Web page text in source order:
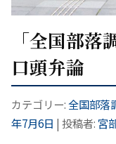
「全国部
口頭弁論
カテゴリー:全国部落
年7月6日 | 投稿者: 宮